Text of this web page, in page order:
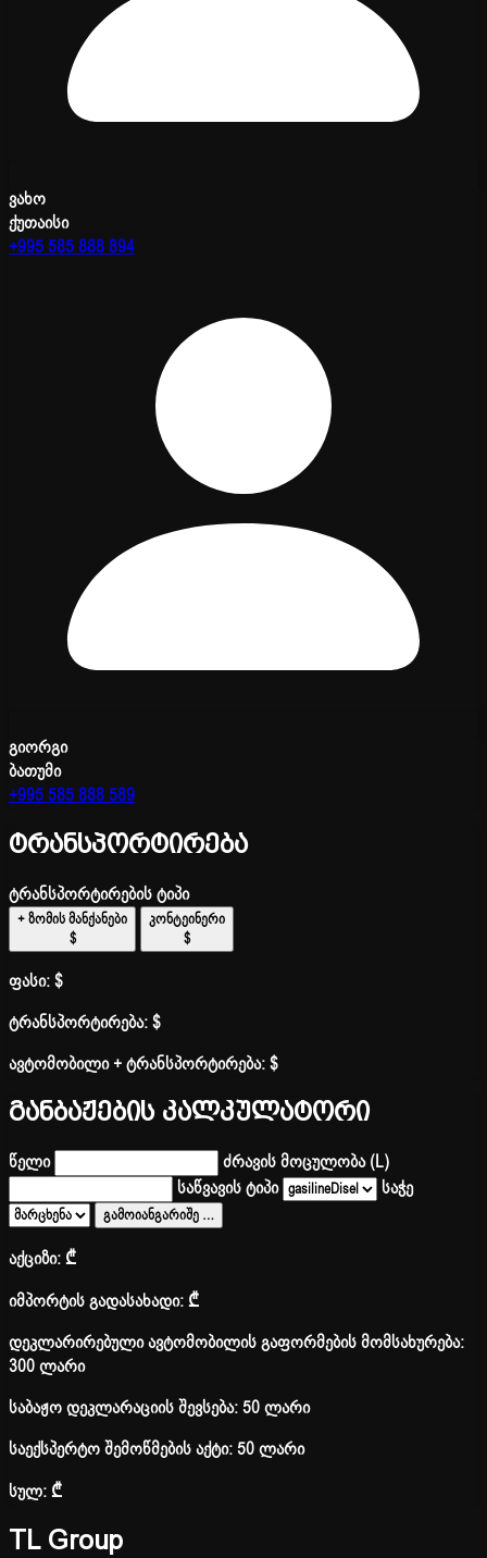
ვახო
ქუთაისი
+995 585 888 894
გიორგი
ბათუმი
+995 585 888 589
ტრანსპორტირება
ტრანსპორტირების ტიპი
+ ზომის მანქანები
$
კონტეინერი
$
ფასი:$
ტრანსპორტირება:$
ავტომობილი + ტრანსპორტირება:$
განბაჟების კალკულატორი
წელი
ძრავის მოცულობა (L)
საწვავის ტიპი
საჭე
გამოიანგარიშე …
აქციზი:₾
იმპორტის გადასახადი:₾
დეკლარირებული ავტომობილის გაფორმების მომსახურება:
300 ლარი
საბაჟო დეკლარაციის შევსება: 50 ლარი
საექსპერტო შემოწმების აქტი: 50 ლარი
სულ:₾
TL Group